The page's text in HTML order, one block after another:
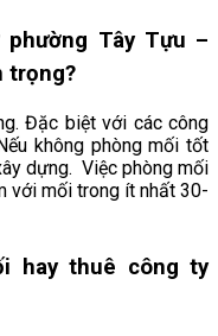
Tây Tựu –
trọng?
Đặc biệt với các công
không phòng mối tốt
dựng. Việc phòng mối
với mối trong ít nhất 30-
hay thuê công ty